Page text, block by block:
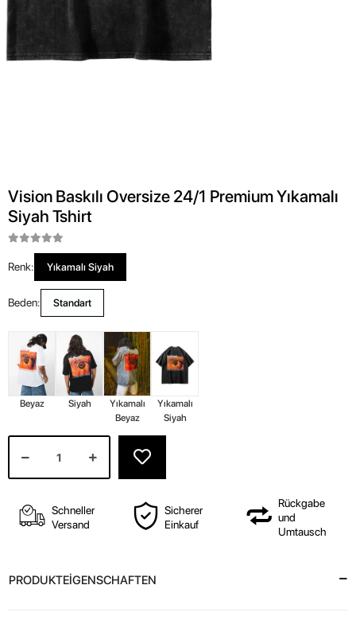
Vision Baskılı Oversize 24/1 Premium Yıkamalı
Siyah Tshirt
Renk: Yıkamalı Siyah
Beden: Standart
Beyaz Siyah
Yıkamalı
Beyaz
Yıkamalı
Siyah
Schneller
Versand
Sicherer
Einkauf
Rückgabe
und
Umtausch
PRODUKTEİGENSCHAFTEN